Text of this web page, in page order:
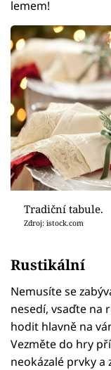
lemem!
Tradiční tabule.
Zdroj: istock.com
Rustikální
Nemusíte se
nesedí, vsaďte na
hodit hlavně na
Vezměte do hry
neokázalé prvky a